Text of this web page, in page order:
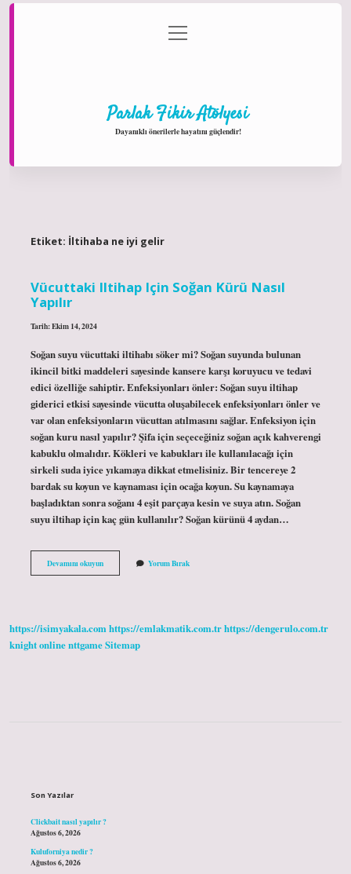
Gizlilik Politikası
menüyü
aç
Parlak Fikir Atölyesi
Dayanıklı önerilerle hayatını güçlendir!
Etiket: İltihaba ne iyi gelir
Vücuttaki Iltihap Için Soğan Kürü Nasıl
Yapılır
Tarih: Ekim 14, 2024
Soğan suyu vücuttaki iltihabı söker mi? Soğan suyunda bulunan
ikincil bitki maddeleri sayesinde kansere karşı koruyucu ve tedavi
edici özelliğe sahiptir. Enfeksiyonları önler: Soğan suyu iltihap
giderici etkisi sayesinde vücutta oluşabilecek enfeksiyonları önler ve
var olan enfeksiyonların vücuttan atılmasını sağlar. Enfeksiyon için
soğan kuru nasıl yapılır? Şifa için seçeceğiniz soğan açık kahverengi
kabuklu olmalıdır. Kökleri ve kabukları ile kullanılacağı için
sirkeli suda iyice yıkamaya dikkat etmelisiniz. Bir tencereye 2
bardak su koyun ve kaynaması için ocağa koyun. Su kaynamaya
başladıktan sonra soğanı 4 eşit parçaya kesin ve suya atın. Soğan
suyu iltihap için kaç gün kullanılır? Soğan kürünü 4 aydan…
Devamını okuyunVücuttaki
Iltihap
Yapılır
Yorum Bırak
https://isimyakala.comhttps://emlakmatik.com.trhttps://dengerulo.com.tr
knight onlinenttgameSitemap
Son Yazılar
Clickbait nasıl yapılır ?
Ağustos 6, 2026
Kuluforniya nedir ?
Ağustos 6, 2026